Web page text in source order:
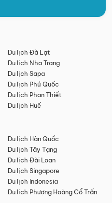
Du lịch Đà Lạt
Du lịch Nha Trang
Du lịch Sapa
Du lịch Phú Quốc
Du lịch Phan Thiết
Du lịch Huế
Du lịch Hàn Quốc
Du lịch Tây Tạng
Du lịch Đài Loan
Du lịch Singapore
Du lịch Indonesia
Du lịch Phượng Hoàng Cổ Trấn